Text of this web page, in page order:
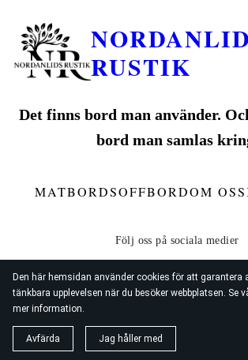
Den här hemsidan använder cookies för att garantera
tänkbara upplevelsen när du besöker webbplatsen. Se
mer information.
Avfärda Jag håller med
RUSTIK
Det finns bord man använder.
bord man samlas
MATBORDSOFFBORDOM OSS
© 2026Nordanlids Rustik